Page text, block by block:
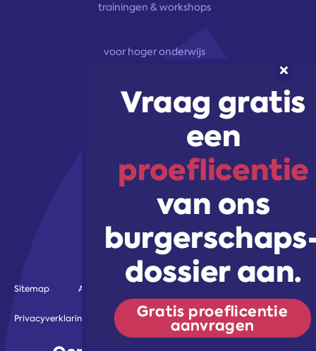
trainingen & workshops
voor hoger onderwijs
marketingoplossingen
trainingen & workshops
Volg ons!
Sitemap Algemene voorwaarden
Privacyverklaring